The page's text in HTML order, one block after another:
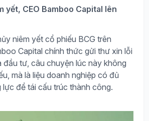
yết, CEO Bamboo Capital lên
niêm yết cổ phiếu BCG trên
Capital chính thức gửi thư xin lỗi
đầu tư, câu chuyện lúc này không
mà là liệu doanh nghiệp có đủ
lực để tái cấu trúc thành công.